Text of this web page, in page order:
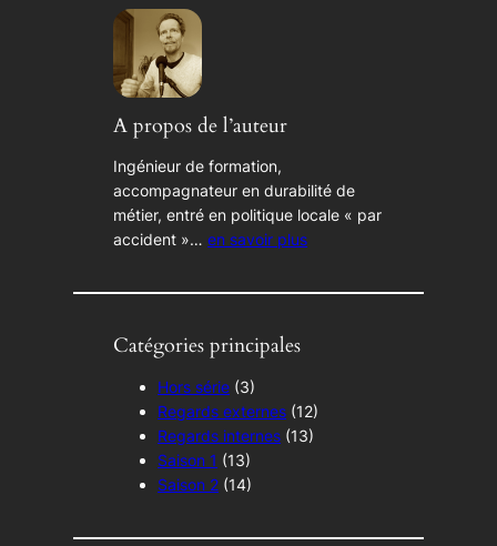
A propos de l’auteur
Ingénieur de formation,
accompagnateur en durabilité de
métier, entré en politique locale « par
accident »…en savoir plus
Catégories principales
Hors série (3)
Regards externes (12)
Regards internes (13)
Saison 1 (13)
Saison 2 (14)